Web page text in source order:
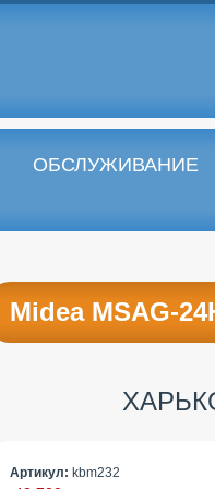
ОБСЛУЖИВАНИЕ
Midea MSAG-
Артикул: kbm232